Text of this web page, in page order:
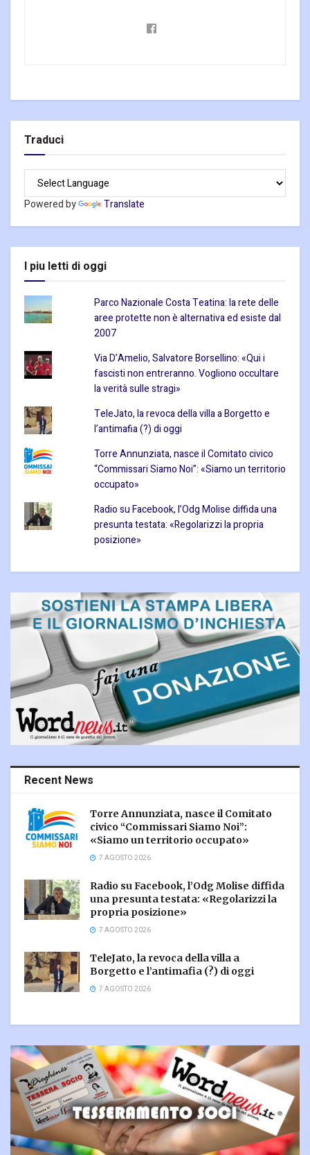
Traduci
Powered by Translate
I piu letti di oggi
Parco Nazionale Costa Teatina: la rete delle
aree protette non è alternativa ed esiste dal
2007
Via D’Amelio, Salvatore Borsellino: «Qui i
fascisti non entreranno. Vogliono occultare
la verità sulle stragi»
TeleJato, la revoca della villa a Borgetto e
l’antimafia (?) di oggi
Torre Annunziata, nasce il Comitato civico
“Commissari Siamo Noi”: «Siamo un territorio
occupato»
Radio su Facebook, l’Odg Molise diffida una
presunta testata: «Regolarizzi la propria
posizione»
Recent News
Torre Annunziata, nasce il Comitato
civico “Commissari Siamo Noi”:
«Siamo un territorio occupato»
7 AGOSTO 2026
Radio su Facebook, l’Odg Molise diffida
una presunta testata: «Regolarizzi la
propria posizione»
7 AGOSTO 2026
TeleJato, la revoca della villa a
Borgetto e l’antimafia (?) di oggi
7 AGOSTO 2026